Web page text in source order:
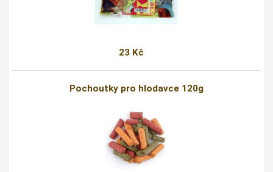
23 Kč
Pochoutky pro hlodavce 120g